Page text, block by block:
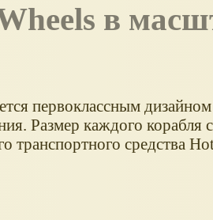
первоклассным
Размер каждого корабля
средства